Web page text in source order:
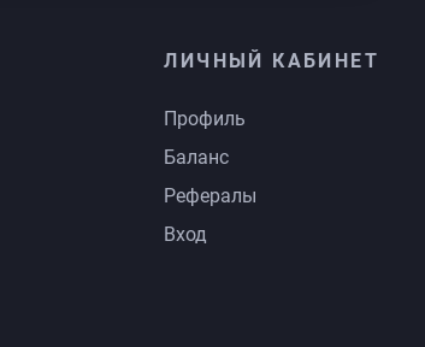
ЛИЧНЫЙ КАБИНЕТ
Профиль
Баланс
Рефералы
Вход